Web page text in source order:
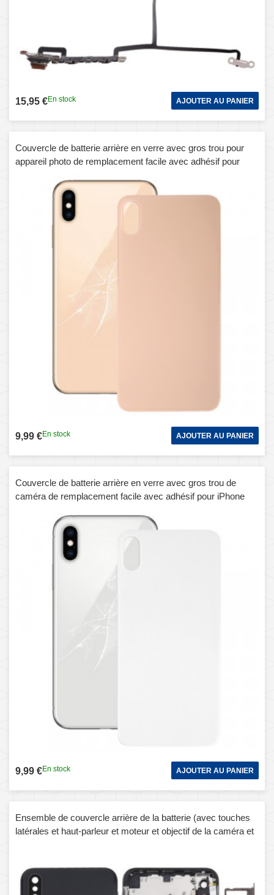
15,95 €En stock AJOUTER AU PANIER
Couvercle de batterie arrière en verre avec gros trou pour
appareil photo de remplacement facile avec adhésif pour
9,99 €En stock AJOUTER AU PANIER
Couvercle de batterie arrière en verre avec gros trou de
caméra de remplacement facile avec adhésif pour iPhone
9,99 €En stock AJOUTER AU PANIER
Ensemble de couvercle arrière de la batterie (avec touches
latérales et haut-parleur et moteur et objectif de la caméra et